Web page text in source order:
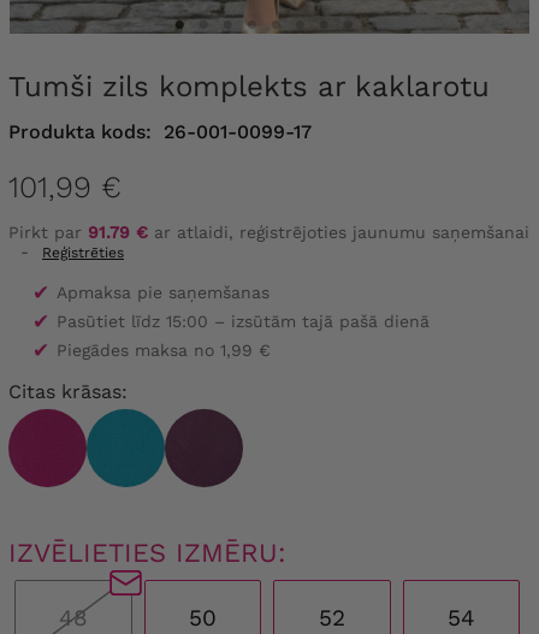
Tumši zils komplekts ar kaklarotu
Produkta kods: 26-001-0099-17
101,99 €
Pirkt par 91.79 € ar atlaidi, reģistrējoties jaunumu saņemšanai
-
Reģistrēties
✔ Apmaksa pie saņemšanas
✔ Pasūtiet līdz 15:00 – izsūtām tajā pašā dienā
✔ Piegādes maksa no 1,99 €
Citas krāsas:
IZVĒLIETIES IZMĒRU:
48 50 52 54